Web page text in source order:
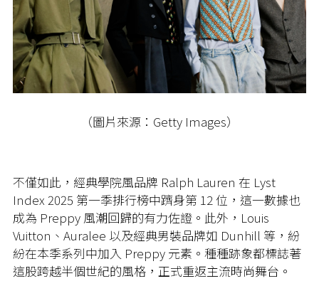
（圖片來源：Getty Images）
不僅如此，經典學院風品牌 Ralph Lauren 在 Lyst
Index 2025 第一季排行榜中躋身第 12 位，這一數據也
成為 Preppy 風潮回歸的有力佐證。此外，Louis
Vuitton、Auralee 以及經典男裝品牌如 Dunhill 等，紛
紛在本季系列中加入 Preppy 元素。種種跡象都標誌著
這股跨越半個世紀的風格，正式重返主流時尚舞台。